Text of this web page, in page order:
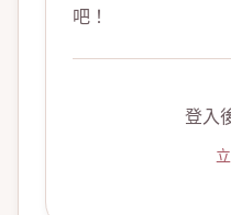
吧！
登入